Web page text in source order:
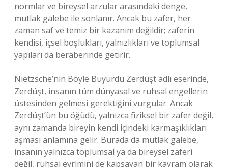
normlar ve bireysel arzular arasındaki denge,
mutlak galebe ile sonlanır. Ancak bu zafer, her
zaman saf ve temiz bir kazanım değildir; zaferin
kendisi, içsel boşlukları, yalnızlıkları ve toplumsal
yapıları da beraberinde getirir.
Nietzsche’nin Böyle Buyurdu Zerdüşt adlı eserinde,
Zerdüşt, insanın tüm dünyasal ve ruhsal engellerin
üstesinden gelmesi gerektiğini vurgular. Ancak
Zerdüşt’ün bu öğüdü, yalnızca fiziksel bir zafer değil,
aynı zamanda bireyin kendi içindeki karmaşıklıkları
aşması anlamına gelir. Burada da mutlak galebe,
insanın yalnızca toplumsal ya da bireysel zaferi
değil, ruhsal evrimini de kapsayan bir kavram olarak